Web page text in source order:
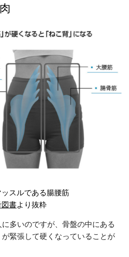
スルである腸腰筋
書 より抜粋
多いのですが、骨盤の中にある
緊張して硬くなっていることが